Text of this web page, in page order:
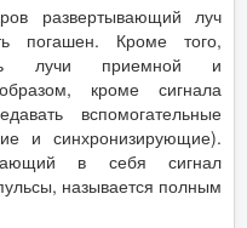
развертывающий луч
погашен. Кроме того,
лучи приемной и
кроме сигнала
вспомогательные
и синхронизирующие).
в себя сигнал
называется полным